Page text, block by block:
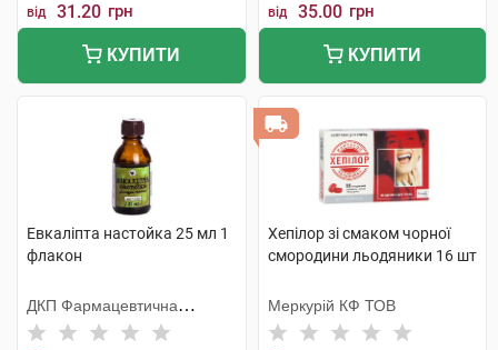
від 31.20 грн
КУПИТИ
від 35.00 грн
КУПИТИ
Евкаліпта настойка 25 мл 1
флакон
ДКП Фармацевтична
фабрика
Хепілор зі смаком чорної
смородини льодяники 16 шт
Меркурій КФ ТОВ